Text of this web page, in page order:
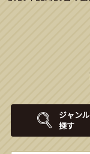
ジャン
探す